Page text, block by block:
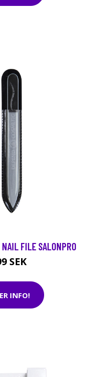
FILE SALONPRO
SEK
INFO!